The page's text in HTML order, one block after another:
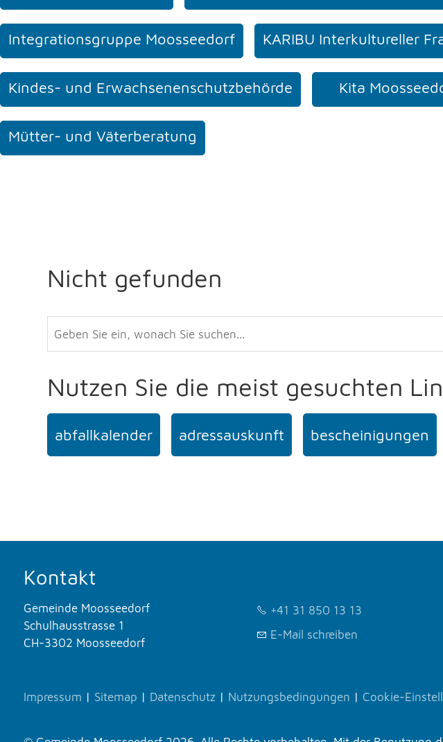
Integrationsgruppe Moosseedorf KARIBU Interkultureller
Kindes- und Erwachsenenschutzbehörde Kita
Mütter- und Väterberatung
Nicht gefunden
Nutzen Sie die meist gesuchten
abfallkalender adressauskunft bescheinigungen
Kontakt
Gemeinde Moosseedorf
Schulhausstrasse 1
CH-3302 Moosseedorf
+41 31 850 13 13
E-Mail schreiben
Impressum | Sitemap | Datenschutz | Nutzungsbedingungen | Cookie-